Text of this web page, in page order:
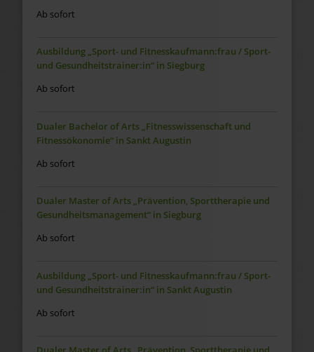
Ab sofort
Ausbildung „Sport- und Fitnesskaufmann:frau / Sport-
und Gesundheitstrainer:in“ in Siegburg
Ab sofort
Dualer Bachelor of Arts „Fitnesswissenschaft und
Fitnessökonomie“ in Sankt Augustin
Ab sofort
Dualer Master of Arts „Prävention, Sporttherapie und
Gesundheitsmanagement“ in Siegburg
Ab sofort
Ausbildung „Sport- und Fitnesskaufmann:frau / Sport-
und Gesundheitstrainer:in“ in Sankt Augustin
Ab sofort